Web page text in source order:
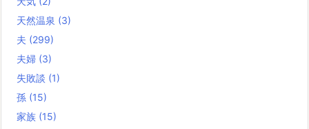
天然温泉 (3)
夫 (299)
夫婦 (3)
失敗談 (1)
孫 (15)
家族 (15)